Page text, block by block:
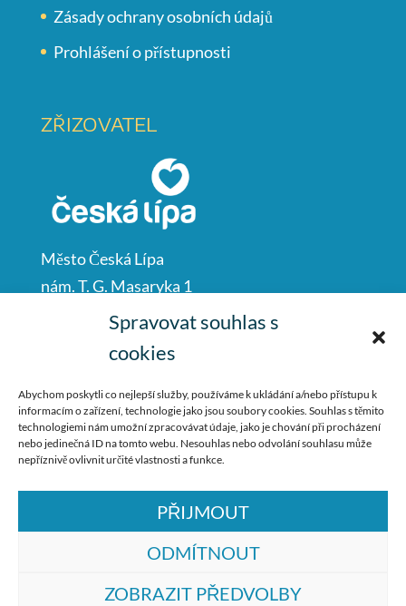
Spravovat souhlas s
cookies
Abychom poskytli co nejlepší služby, používáme k ukládání a/nebo přístupu k
informacím o zařízení, technologie jako jsou soubory cookies. Souhlas s těmito
technologiemi nám umožní zpracovávat údaje, jako je chování při procházení
nebo jedinečná ID na tomto webu. Nesouhlas nebo odvolání souhlasu může
nepříznivě ovlivnit určité vlastnosti a funkce.
PŘIJMOUT
ODMÍTNOUT
ZOBRAZIT PŘEDVOLBY
Zásady ochrany osobních údajů
Prohlášení o přístupnosti
ZŘIZOVATEL
Město Česká Lípa
nám. T. G. Masaryka 1
Česká Lípa
487 881 111
podatelna@mucl.cz